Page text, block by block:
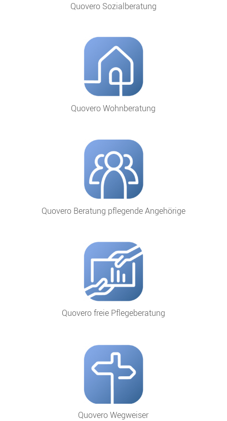
Quovero Sozialberatung
Quovero Wohnberatung
Quovero Beratung pflegende Angehörige
Quovero freie Pflegeberatung
Quovero Wegweiser